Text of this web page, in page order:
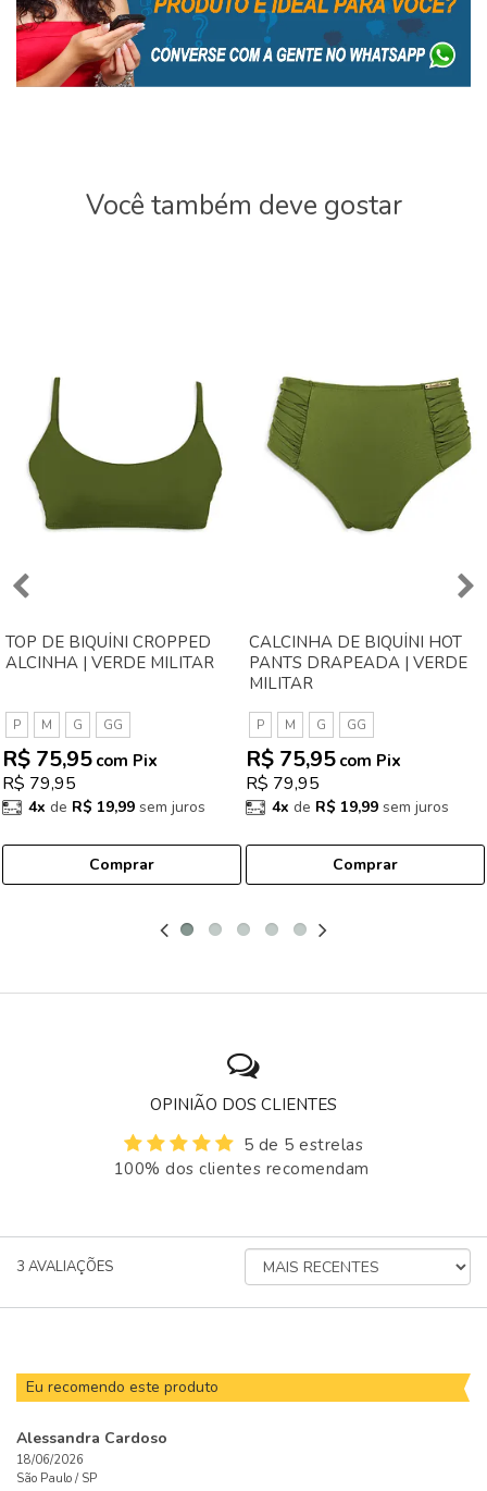
Você também deve gostar
TOP DE BIQUÍNI CROPPED
ALCINHA | VERDE MILITAR
P M G GG
R$ 79,95
R$ 75,95 com Pix
4x de R$ 19,99 sem juros
Comprar
CALCINHA DE BIQUÍNI HOT
PANTS DRAPEADA | VERDE
MILITAR
P M G GG
R$ 79,95
R$ 75,95 com Pix
4x de R$ 19,99 sem juros
Comprar
OPINIÃO DOS CLIENTES
5 de 5 estrelas
100% dos clientes recomendam
3 AVALIAÇÕES
ORDENAR
AVALIAÇÕES
Eu recomendo este produto
Alessandra Cardoso
18/06/2026
São Paulo / SP